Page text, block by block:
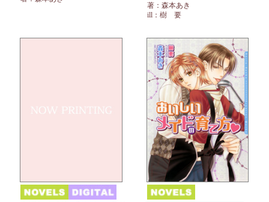
著：森本あき
ill：樹 要